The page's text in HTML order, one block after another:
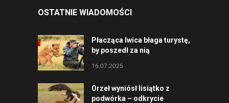
OSTATNIE WIADOMOŚCI
Płacząca lwica błaga turystę,
by poszedł za nią
16.07.2025
Orzeł wyniósł lisiątko z
podwórka – odkrycie